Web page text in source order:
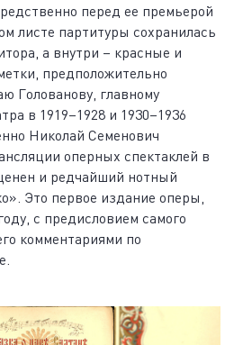
перед ее премьерой
листе партитуры сохранилась
а внутри – красные и
предположительно
Голованову, главному
в 1919–1928 и 1930–1936
Николай Семенович
оперных спектаклей в
и редчайший нотный
Это первое издание оперы,
с предисловием самого
комментариями по